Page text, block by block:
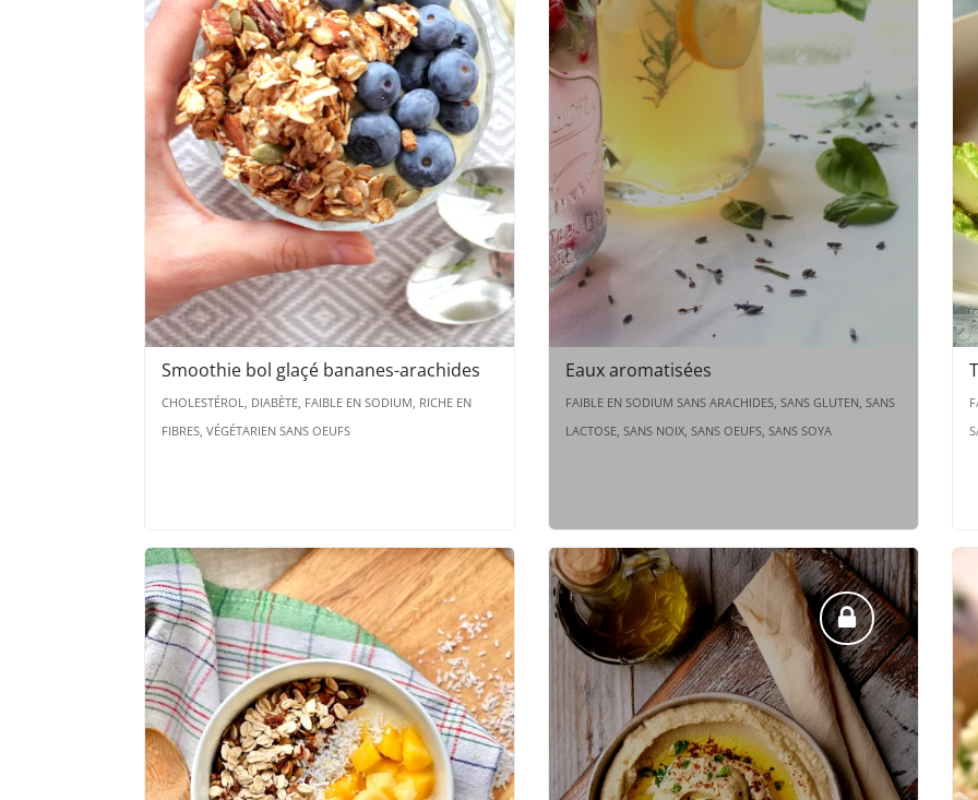
Smoothie bol glaçé bananes-arachides
CHOLESTÉROL, DIABÈTE, FAIBLE EN SODIUM, RICHE EN
FIBRES, VÉGÉTARIEN SANS OEUFS
Eaux aromatisées
FAIBLE EN SODIUM SANS ARACHIDES, SANS GLUTEN, SANS
LACTOSE, SANS NOIX, SANS OEUFS, SANS SOYA